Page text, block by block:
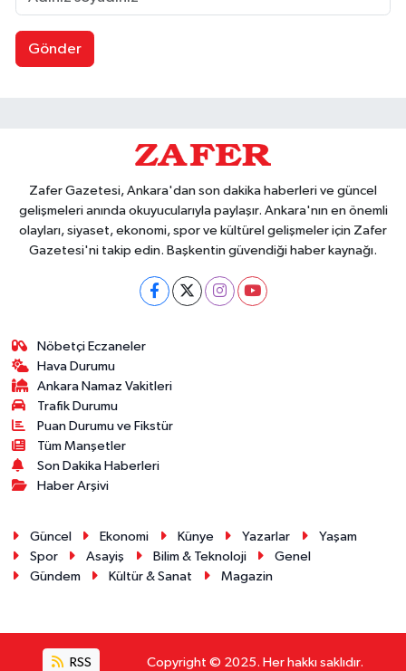
Gönder
Zafer Gazetesi, Ankara'dan son dakika haberleri ve güncel
gelişmeleri anında okuyucularıyla paylaşır. Ankara'nın en önemli
olayları, siyaset, ekonomi, spor ve kültürel gelişmeler için Zafer
Gazetesi'ni takip edin. Başkentin güvendiği haber kaynağı.
Nöbetçi Eczaneler
Hava Durumu
Ankara Namaz Vakitleri
Trafik Durumu
Puan Durumu ve Fikstür
Tüm Manşetler
Son Dakika Haberleri
Haber Arşivi
Güncel Ekonomi Künye Yazarlar
Yaşam
Spor
Asayiş Bilim & Teknoloji
Genel
Gündem
Kültür & Sanat Magazin
RSS Copyright © 2025. Her hakkı saklıdır.